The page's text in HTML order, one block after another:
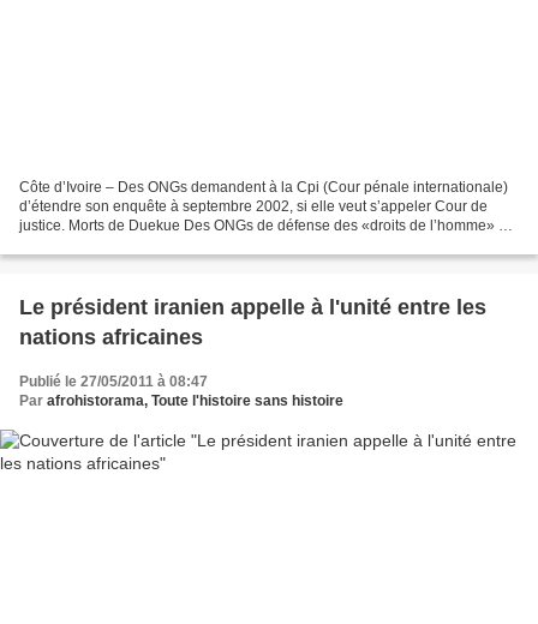
Côte d’Ivoire – Des ONGs demandent à la Cpi (Cour pénale internationale)
d’étendre son enquête à septembre 2002, si elle veut s’appeler Cour de
justice. Morts de Duekue Des ONGs de défense des «droits de l’homme» ont
Le président iranien appelle à l'unité entre les
nations africaines
Publié le 27/05/2011 à 08:47
Par afrohistorama, Toute l'histoire sans histoire